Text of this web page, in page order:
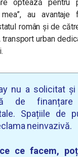
optează pentru
au avantaje
român și de
transport urban
nu a solicitat
de
Spațiile de
neinvazivă.
ce facem,